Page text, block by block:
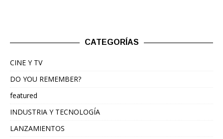
CATEGORÍAS
CINE Y TV
DO YOU REMEMBER?
featured
INDUSTRIA Y TECNOLOGÍA
LANZAMIENTOS